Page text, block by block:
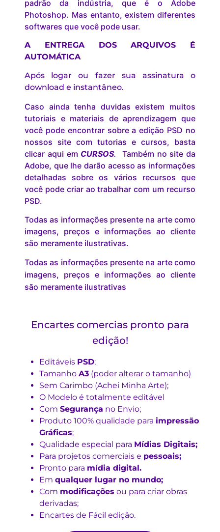
padrão da indústria, que é o Adobe
Photoshop. Mas entanto, existem diferentes
softwares que você pode usar.
A ENTREGA DOS ARQUIVOS É
AUTOMÁTICA
Após logar ou fazer sua assinatura o
download e instantâneo.
Caso ainda tenha duvidas existem muitos
tutoriais e materiais de aprendizagem que
você pode encontrar sobre a edição PSD no
nossos site com tutorias e cursos, basta
clicar aqui em CURSOS.
Também no site da
Adobe, que lhe darão acesso as informações
detalhadas sobre os vários recursos que
você pode criar ao trabalhar com um recurso
PSD.
Todas as informações presente na arte como
imagens, preços e informações ao cliente
são meramente ilustrativas.
Todas as informações presente na arte como
imagens, preços e informações ao cliente
são meramente ilustrativas
Encartes comercias pronto para
edição!
Editáveis PSD;
Tamanho A3 (poder alterar o tamanho)
Sem Carimbo (Achei Minha Arte);
O Modelo é totalmente editável
Com Segurança no Envio;
Produto 100% qualidade para impressão
Gráficas;
Qualidade especial para Mídias Digitais;
Para projetos comerciais e pessoais;
Pronto para mídia digital.
Em qualquer lugar no mundo;
Com modificações ou para criar obras
derivadas;
Encartes de Fácil edição.